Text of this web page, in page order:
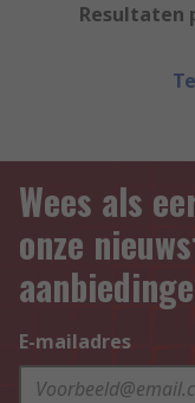
Resultaten
Wees als
onze
E-mailadres